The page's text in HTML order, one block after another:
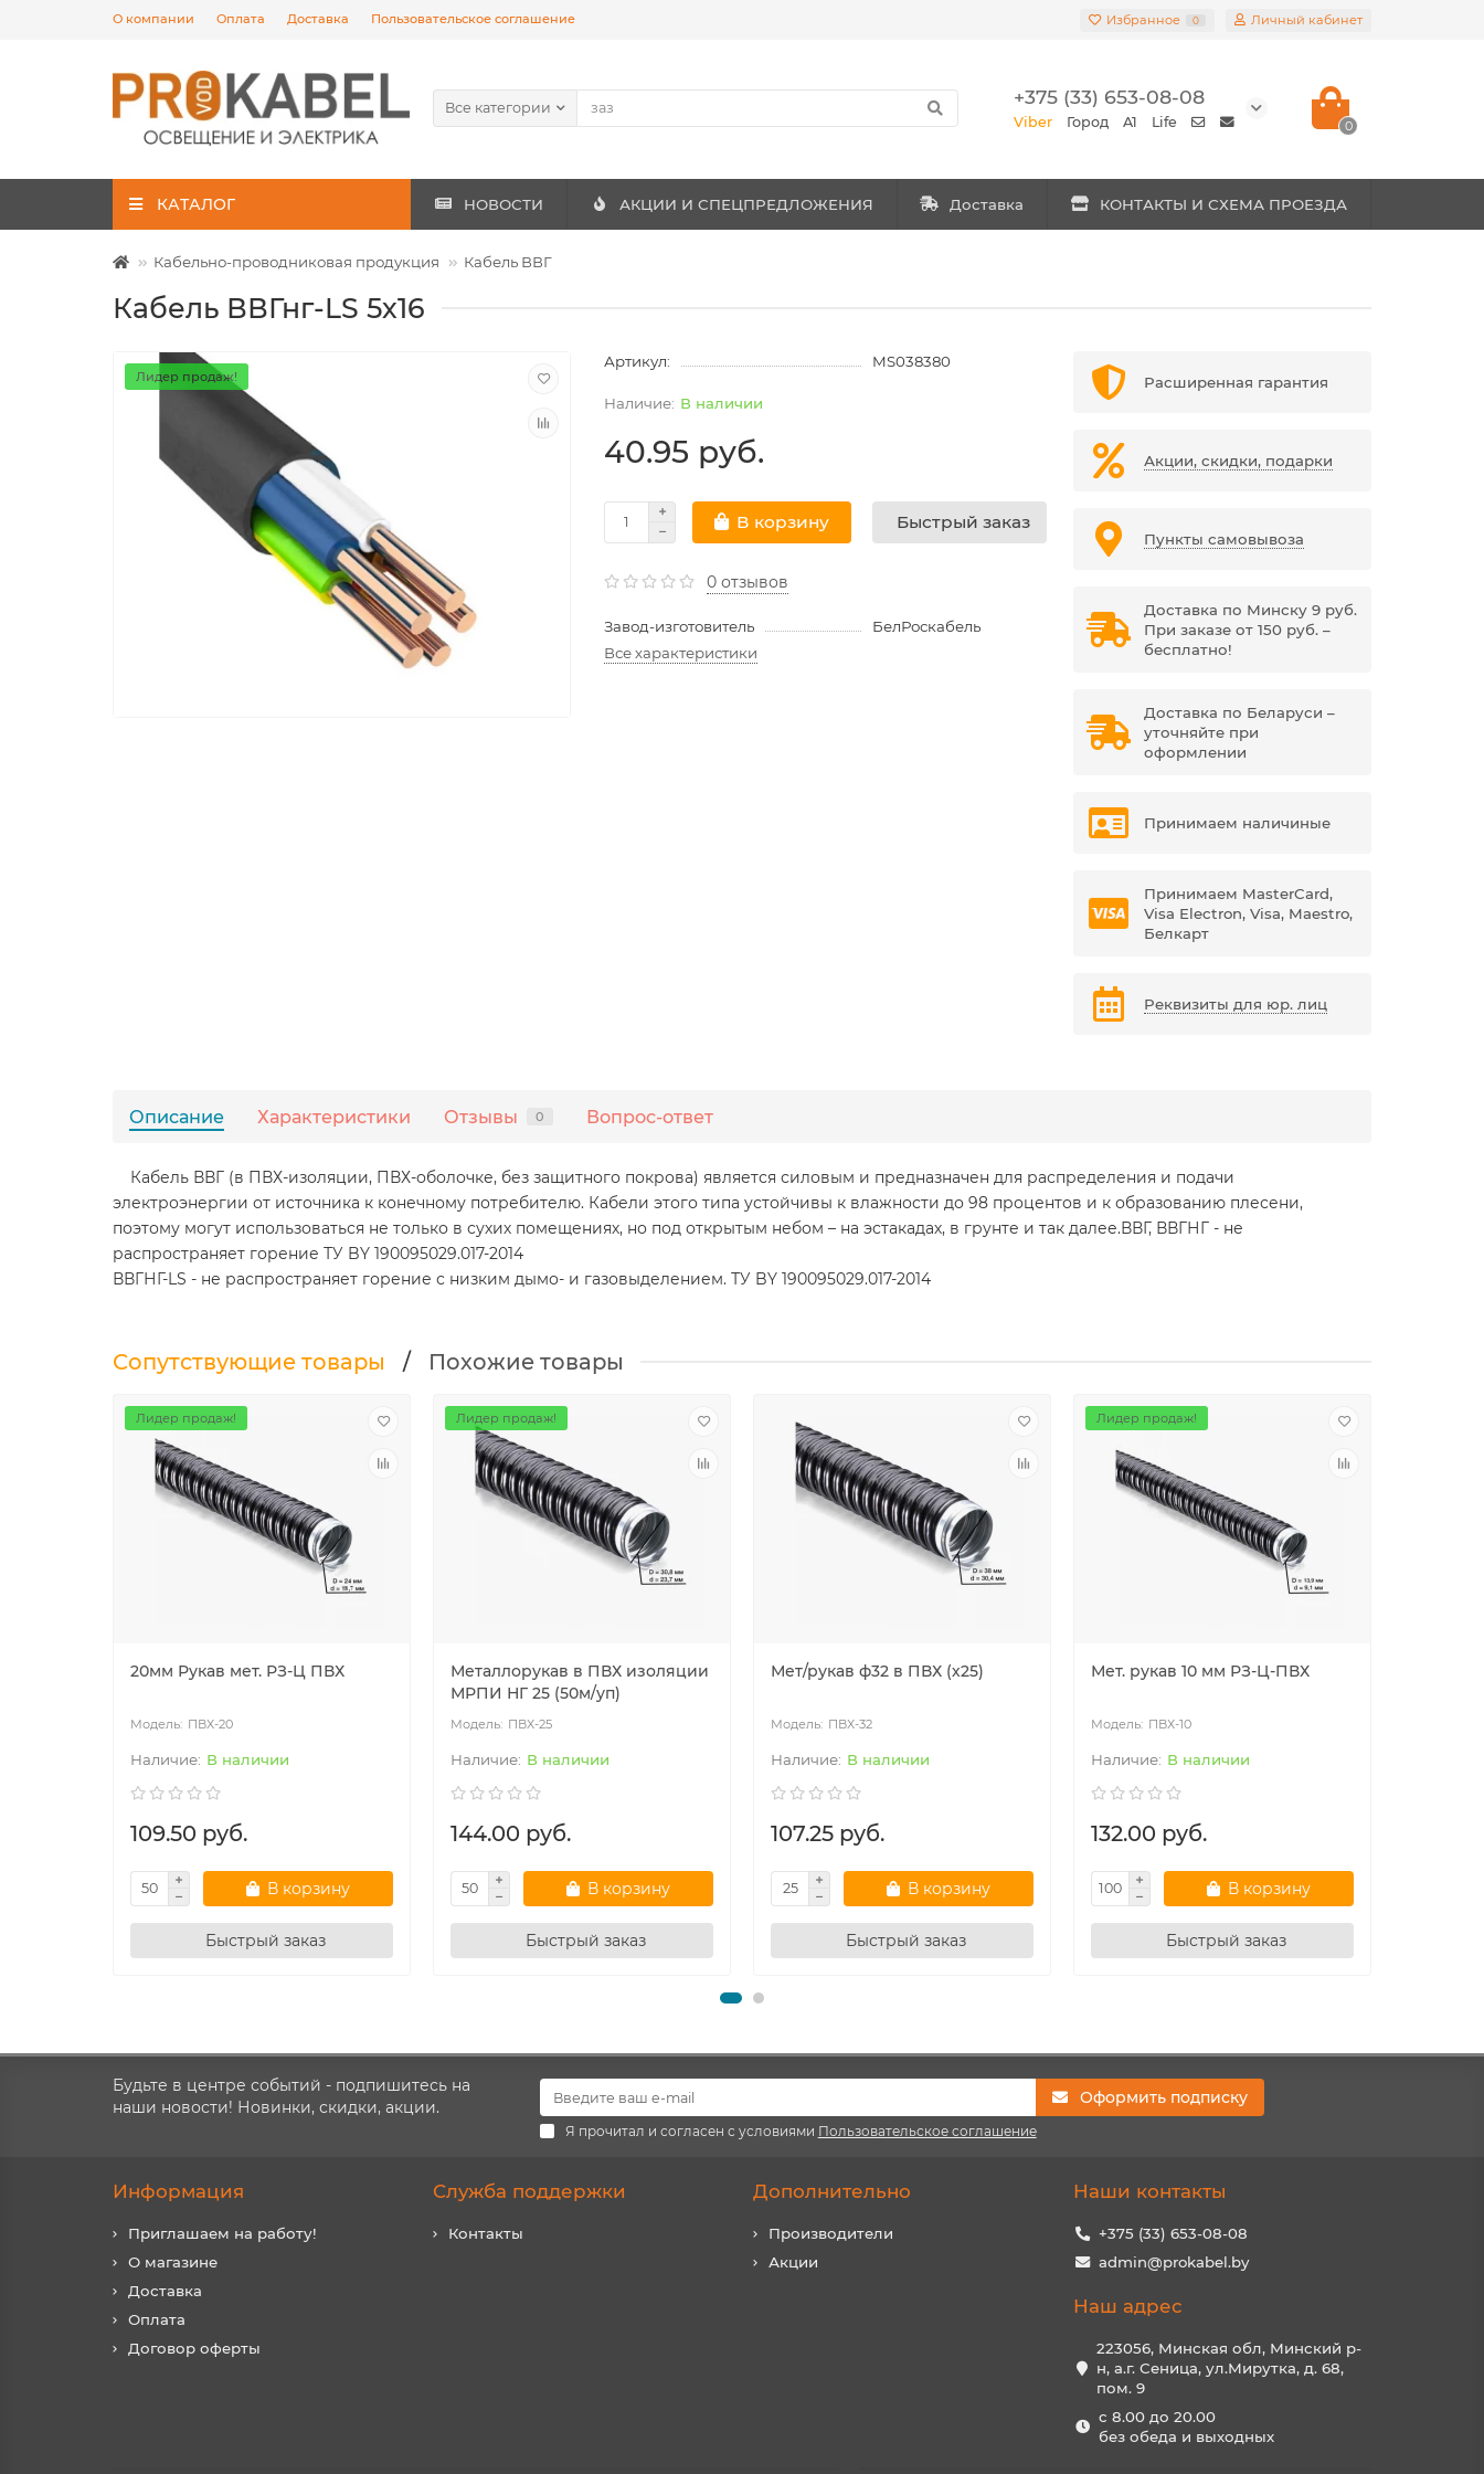
О компании Оплата Доставка Пользовательское соглашение Избранное 0 Личный кабинет
Все категории +375 (33) 653-08-08
Viber Город A1 Life 0
КАТАЛОГ НОВОСТИ АКЦИИ И СПЕЦПРЕДЛОЖЕНИЯ Доставка КОНТАКТЫ И СХЕМА ПРОЕЗДА
Кабельно-проводниковая продукция Кабель ВВГ
Кабель ВВГнг-LS 5х16
Лидер продаж!
Артикул: MS038380
В наличии
40.95 руб.
В корзину Быстрый заказ
0 отзывов
Завод-изготовитель
БелРоскабель
Все характеристики
Расширенная гарантия
Акции, скидки, подарки
Пункты самовывоза
Доставка по Минску 9 руб.
При заказе от 150 руб. –
бесплатно!
Доставка по Беларуси –
уточняйте при
оформлении
Принимаем наличиные
Принимаем MasterCard,
Visa Electron, Visa, Maestro,
Белкарт
Реквизиты для юр. лиц
Описание Характеристики Отзывы 0 Вопрос-ответ
Кабель ВВГ (в ПВХ-изоляции, ПВХ-оболочке, без защитного покрова) является силовым и предназначен для распределения и подачи
электроэнергии от источника к конечному потребителю. Кабели этого типа устойчивы к влажности до 98 процентов и к образованию плесени,
поэтому могут использоваться не только в сухих помещениях, но под открытым небом – на эстакадах, в грунте и так далее.ВВГ, ВВГНГ - не
распространяет горение ТУ BY 190095029.017-2014
ВВГНГ-LS - не распространяет горение с низким дымо- и газовыделением. ТУ BY 190095029.017-2014
Сопутствующие товары / Похожие товары
Лидер продаж!
20мм Рукав мет. РЗ-Ц ПВХ
ПВХ-20
В наличии
109.50 руб.
В корзину
Быстрый заказ
Лидер продаж!
Металлорукав в ПВХ изоляции
МРПИ НГ 25 (50м/уп)
ПВХ-25
В наличии
144.00 руб.
В корзину
Быстрый заказ
Мет/рукав ф32 в ПВХ (х25)
ПВХ-32
В наличии
107.25 руб.
В корзину
Быстрый заказ
Лидер продаж!
Мет. рукав 10 мм РЗ-Ц-ПВХ
ПВХ-10
В наличии
132.00 руб.
В корзину
Быстрый заказ
Будьте в центре событий - подпишитесь на
наши новости! Новинки, скидки, акции.
Оформить подписку
Я прочитал и согласен с условиями Пользовательское соглашение
Информация
Приглашаем на работу!
О магазине
Доставка
Оплата
Договор оферты
Служба поддержки
Контакты
Дополнительно
Производители
Акции
Наши контакты
+375 (33) 653-08-08
admin@prokabel.by
Наш адрес
223056, Минская обл, Минский р-
н, а.г. Сеница, ул.Мирутка, д. 68,
пом. 9
с 8.00 до 20.00
без обеда и выходных